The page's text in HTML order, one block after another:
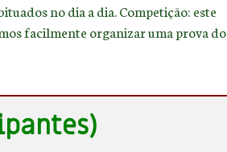
no dia a dia. Competição: este
facilmente organizar uma prova do